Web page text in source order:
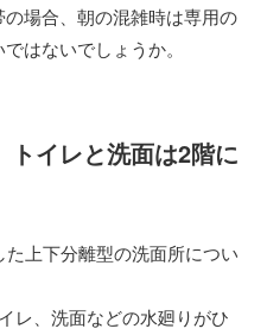
場合、朝の混雑時は専用の
はないでしょうか。
トイレと洗面は2階に
上下分離型の洗面所につい
レ、洗面などの水廻りがひ